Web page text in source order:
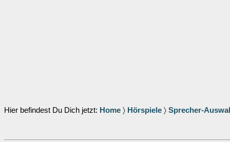
Hier befindest Du Dich jetzt: Home 〉 Hörspiele 〉 Sprecher-